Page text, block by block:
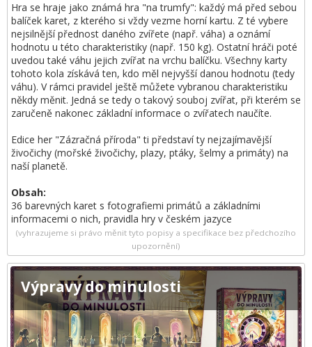
Hra se hraje jako známá hra "na trumfy": každý má před sebou
balíček karet, z kterého si vždy vezme horní kartu. Z té vybere
nejsilnější přednost daného zvířete (např. váha) a oznámí
hodnotu u této charakteristiky (např. 150 kg). Ostatní hráči poté
uvedou také váhu jejich zvířat na vrchu balíčku. Všechny karty
tohoto kola získává ten, kdo měl nejvyšší danou hodnotu (tedy
váhu). V rámci pravidel ještě můžete vybranou charakteristiku
někdy měnit. Jedná se tedy o takový souboj zvířat, při kterém se
zaručeně nakonec základní informace o zvířatech naučíte.
Edice her "Zázračná příroda" ti představí ty nejzajímavější
živočichy (mořské živočichy, plazy, ptáky, šelmy a primáty) na
naší planetě.
Obsah:
36 barevných karet s fotografiemi primátů a základními
informacemi o nich, pravidla hry v českém jazyce
(vyhrazujeme si právo měnit tyto popisy a specifikace bez předchozího
upozornění)
Výpravy do minulosti